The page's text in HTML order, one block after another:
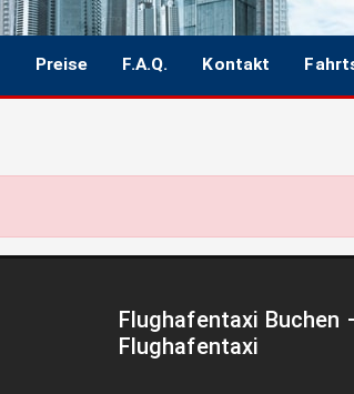
Preise F.A.Q. Kontakt
Flughafentaxi Buchen
Flughafentaxi